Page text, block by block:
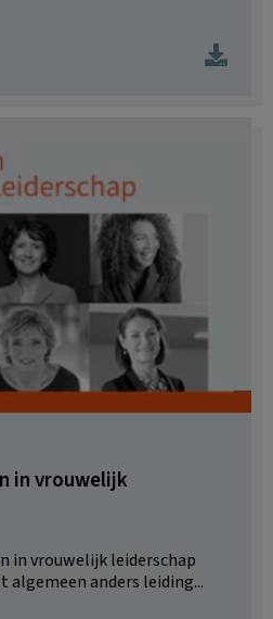
in vrouwelijk
in vrouwelijk leiderschap
algemeen anders leiding...